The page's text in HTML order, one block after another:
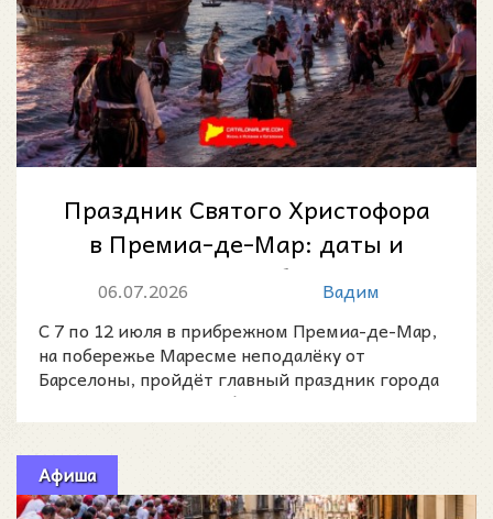
Праздник Святого Христофора
в Премиа-де-Мар: даты и
главные события
06.07.2026
Вадим
С 7 по 12 июля в прибрежном Премиа-де-Мар,
на побережье Маресме неподалёку от
Барселоны, пройдёт главный праздник города
— Festa Major de Premià
Афиша